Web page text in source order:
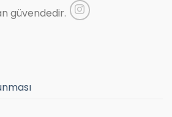
güvendedir.